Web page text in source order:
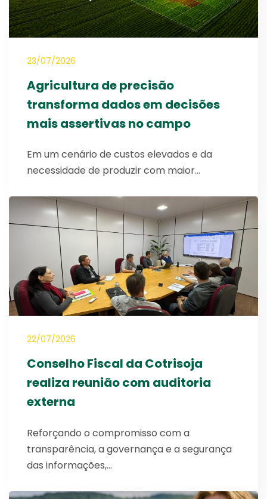
23/07/2026
Agricultura de precisão
transforma dados em decisões
mais assertivas no campo
Em um cenário de custos elevados e da
necessidade de produzir com maior…
22/07/2026
Conselho Fiscal da Cotrisoja
realiza reunião com auditoria
externa
Reforçando o compromisso com a
transparência, a governança e a segurança
das informações,…